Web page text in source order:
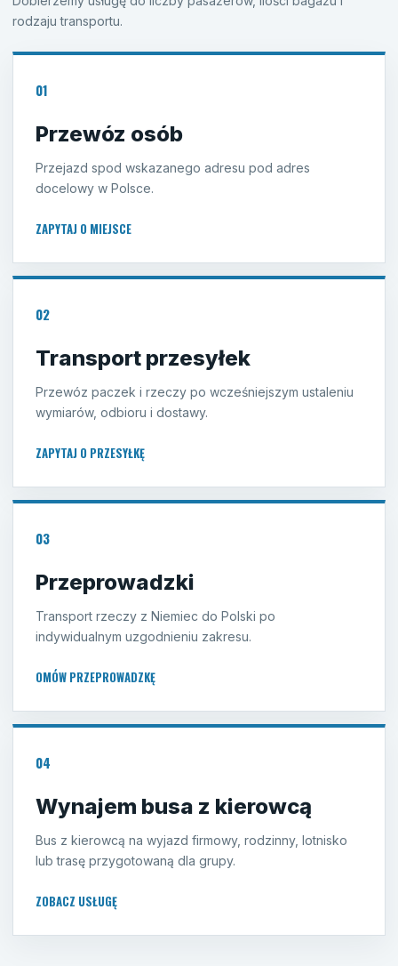
rodzaju transportu.
01
Przewóz osób
Przejazd spod wskazanego adresu pod adres
docelowy w Polsce.
ZAPYTAJ O MIEJSCE
02
Transport przesyłek
Przewóz paczek i rzeczy po wcześniejszym ustaleniu
wymiarów, odbioru i dostawy.
ZAPYTAJ O PRZESYŁKĘ
03
Przeprowadzki
Transport rzeczy z Niemiec do Polski po
indywidualnym uzgodnieniu zakresu.
OMÓW PRZEPROWADZKĘ
04
Wynajem busa z kierowcą
Bus z kierowcą na wyjazd firmowy, rodzinny, lotnisko
lub trasę przygotowaną dla grupy.
ZOBACZ USŁUGĘ